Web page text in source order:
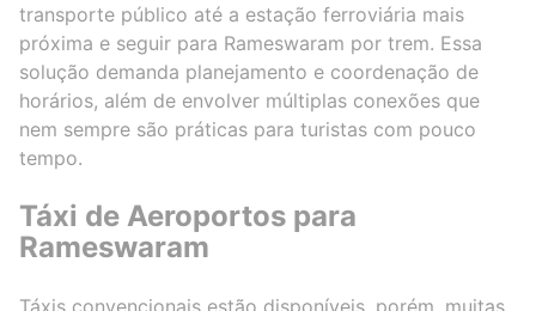
transporte público até a estação ferroviária mais
próxima e seguir para Rameswaram por trem. Essa
solução demanda planejamento e coordenação de
horários, além de envolver múltiplas conexões que
nem sempre são práticas para turistas com pouco
tempo.
Táxi de Aeroportos para
Rameswaram
Táxis convencionais estão disponíveis, porém, muitas